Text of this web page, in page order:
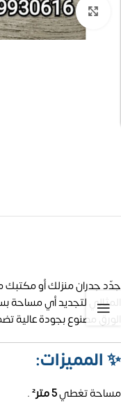
تكبير الصورة
جدّد جدران منزلك أو مكتبك
المثالي لتجديد أي مساحة
الورق مصنوع بجودة عالية
✨المميزات:
مساحة تغطي5 متر²
.